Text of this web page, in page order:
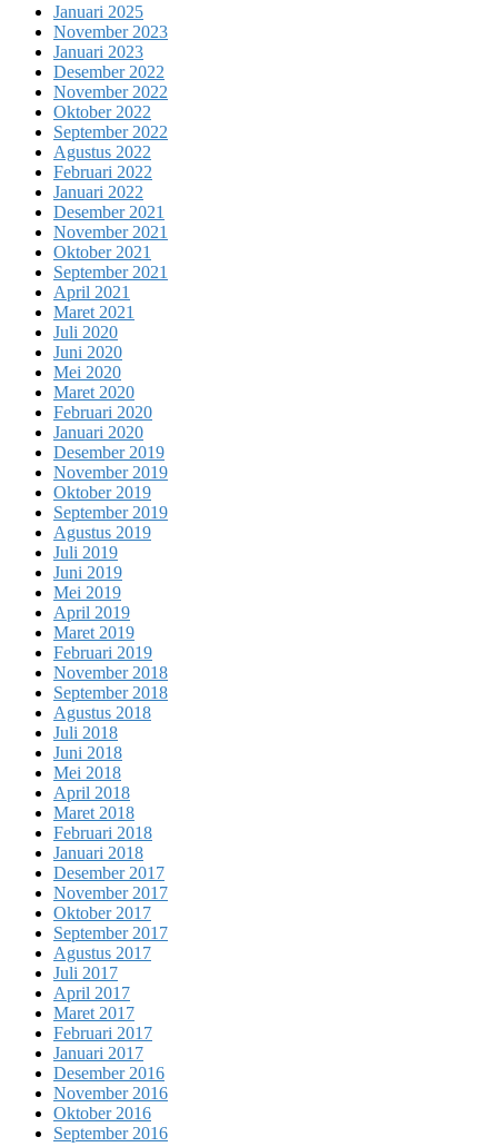
Januari 2025
November 2023
Januari 2023
Desember 2022
November 2022
Oktober 2022
September 2022
Agustus 2022
Februari 2022
Januari 2022
Desember 2021
November 2021
Oktober 2021
September 2021
April 2021
Maret 2021
Juli 2020
Juni 2020
Mei 2020
Maret 2020
Februari 2020
Januari 2020
Desember 2019
November 2019
Oktober 2019
September 2019
Agustus 2019
Juli 2019
Juni 2019
Mei 2019
April 2019
Maret 2019
Februari 2019
November 2018
September 2018
Agustus 2018
Juli 2018
Juni 2018
Mei 2018
April 2018
Maret 2018
Februari 2018
Januari 2018
Desember 2017
November 2017
Oktober 2017
September 2017
Agustus 2017
Juli 2017
April 2017
Maret 2017
Februari 2017
Januari 2017
Desember 2016
November 2016
Oktober 2016
September 2016